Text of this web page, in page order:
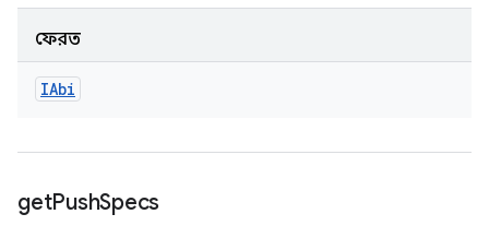
ফেরত
IAbi
getPushSpecs